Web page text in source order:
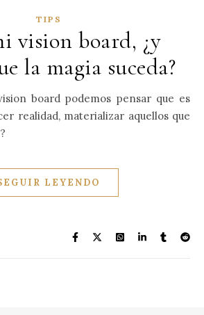
TIPS
vision board, ¿y
la magia suceda?
realidad, materializar aquellos que
LEYENDO